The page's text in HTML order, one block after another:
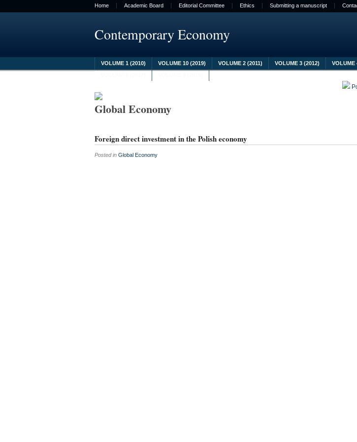
Home Academic Board Editorial Committee Ethics Submitting a manuscript
Contemporary Economy
VOLUME 1 (2010) VOLUME 10 (2019) VOLUME 2 (2011) VOLUME 3 (2012) VOLUME
Global Economy
Foreign direct investment in the Polish economy
Posted in Global Economy